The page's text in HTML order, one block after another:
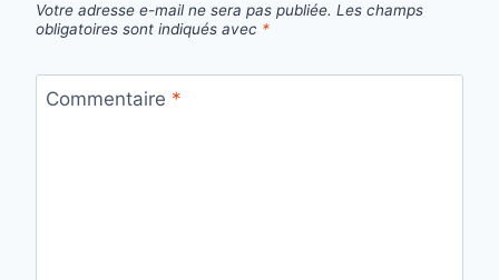
Votre adresse e-mail ne sera pas publiée. Les champs
obligatoires sont indiqués avec *
Commentaire *